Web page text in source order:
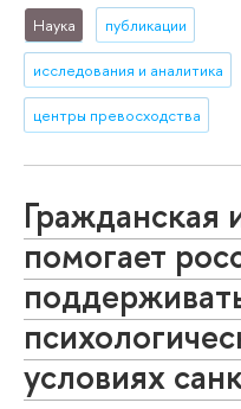
Наука публикации
исследования и аналитика
центры превосходства
Гражданская
помогает
условиях